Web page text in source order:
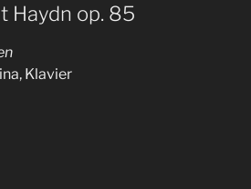
Haydn op. 85
Klavier